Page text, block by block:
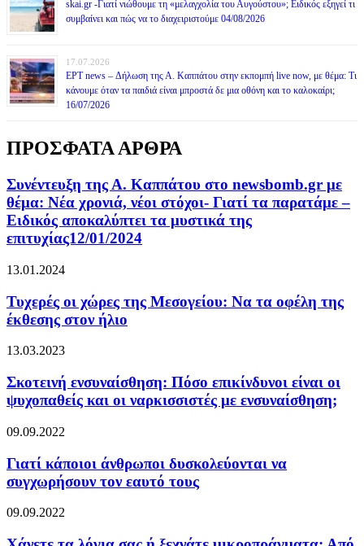
skai.gr -Γιατί νιώθουμε τη «μελαγχολία του Αυγούστου»; Ειδικός εξηγεί τι
συμβαίνει και πώς να το διαχειριστούμε 04/08/2026
17.07.2026
ΕΡΤ news – Δήλωση της Α. Καππάτου στην εκπομπή live now, με θέμα: Τι
κάνουμε όταν τα παιδιά είναι μπροστά δε μια οθόνη και το καλοκαίρι;
16/07/2026
ΠΡΟΣΦΑΤΑ ΑΡΘΡΑ
Συνέντευξη της Α. Καππάτου στο newsbomb.gr με
θέμα: Νέα χρονιά, νέοι στόχοι- Γιατί τα παρατάμε –
Ειδικός αποκαλύπτει τα μυστικά της
επιτυχίας12/01/2024
13.01.2024
Τυχερές οι χώρες της Μεσογείου: Να τα οφέλη της
έκθεσης στον ήλιο
13.03.2023
Σκοτεινή ενσυναίσθηση: Πόσο επικίνδυνοι είναι οι
ψυχοπαθείς και οι ναρκισσιστές με ενσυναίσθηση;
09.09.2022
Γιατί κάποιοι άνθρωποι δυσκολεύονται να
συγχωρήσουν τον εαυτό τους
09.09.2022